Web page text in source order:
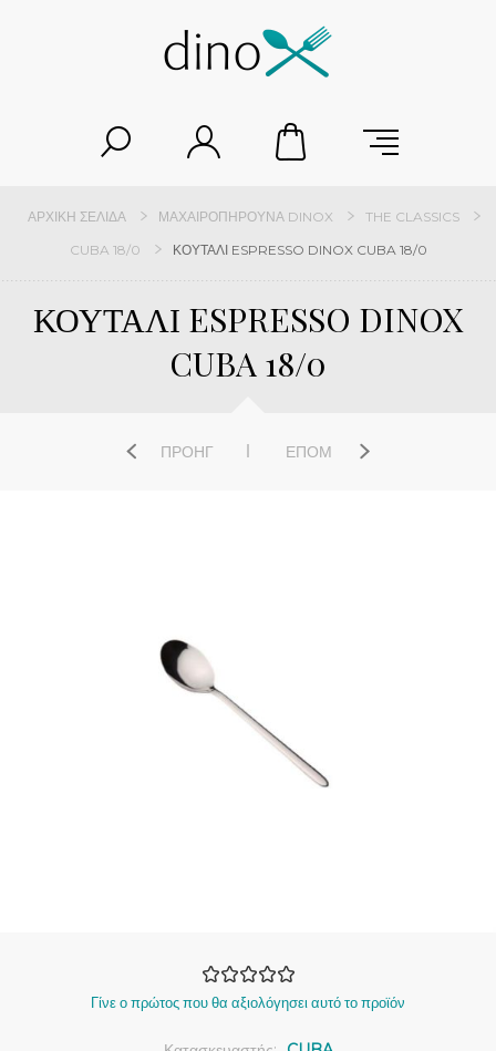
ΑΡΧΙΚΉ ΣΕΛΊΔΑ ΜΑΧΑΙΡΟΠΉΡΟΥΝΑ DINOX
THE CLASSICS
CUBA 18/0
ΚΟΥΤΑΛΙ ESPRESSO DINOX CUBA 18/0
ΚΟΥΤΑΛΙ ESPRESSO DINOX
CUBA 18/0
ΠΡΟΗΓ ΕΠΌΜ
Γίνε ο πρώτος που θα αξιολόγησει αυτό το προϊόν